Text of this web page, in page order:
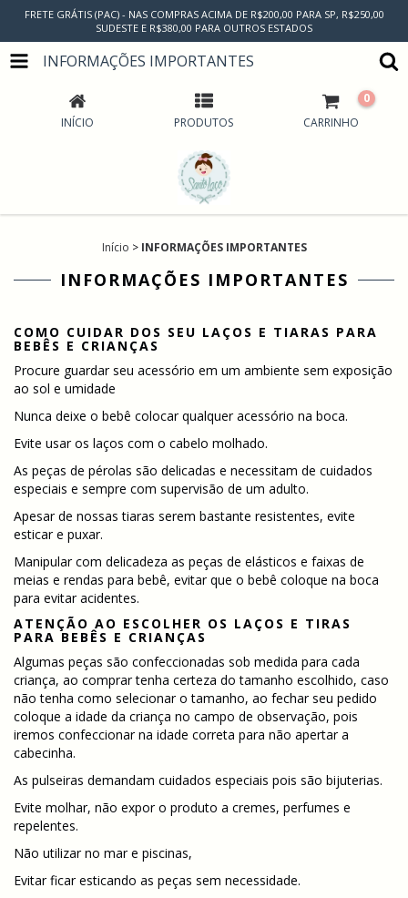
FRETE GRÁTIS (PAC) - NAS COMPRAS ACIMA DE R$200,00 PARA SP, R$250,00
SUDESTE E R$380,00 PARA OUTROS ESTADOS
INFORMAÇÕES IMPORTANTES
INÍCIO PRODUTOS CARRINHO
0
Início > INFORMAÇÕES IMPORTANTES
INFORMAÇÕES IMPORTANTES
COMO CUIDAR DOS SEU LAÇOS E TIARAS PARA
BEBÊS E CRIANÇAS
Procure guardar seu acessório em um ambiente sem exposição
ao sol e umidade
Nunca deixe o bebê colocar qualquer acessório na boca.
Evite usar os laços com o cabelo molhado.
As peças de pérolas são delicadas e necessitam de cuidados
especiais e sempre com supervisão de um adulto.
Apesar de nossas tiaras serem bastante resistentes, evite
esticar e puxar.
Manipular com delicadeza as peças de elásticos e faixas de
meias e rendas para bebê, evitar que o bebê coloque na boca
para evitar acidentes.
ATENÇÃO AO ESCOLHER OS LAÇOS E TIRAS
PARA BEBÊS E CRIANÇAS
Algumas peças são confeccionadas sob medida para cada
criança, ao comprar tenha certeza do tamanho escolhido, caso
não tenha como selecionar o tamanho, ao fechar seu pedido
coloque a idade da criança no campo de observação, pois
iremos confeccionar na idade correta para não apertar a
cabecinha.
As pulseiras demandam cuidados especiais pois são bijuterias.
Evite molhar, não expor o produto a cremes, perfumes e
repelentes.
Não utilizar no mar e piscinas,
Evitar ficar esticando as peças sem necessidade.